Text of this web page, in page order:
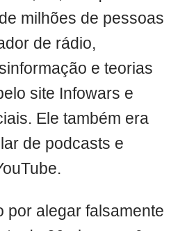
milhões de pessoas
de rádio,
e teorias
site Infowars e
Ele também era
de podcasts e
por alegar falsamente